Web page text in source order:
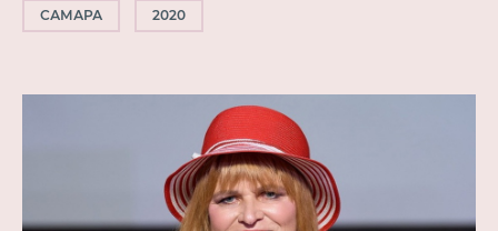
САМАРА 2020